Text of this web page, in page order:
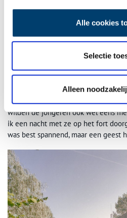
Alle cookies
Selectie
Alleen
hadden een vrouw zien hangen en
alsof dat nog niet genoeg drama
fort ook nog een kantinejuffrouw
steeds door het fort dwaalde. ‘Zelf
het fort,’ laat de voormalige
wordt bevestigd door Jim Maste,
voor Stichting Herstelling werkte.
jongeren die de forten opknappen
paragnosten zeiden dat ze de
wilden de jongeren ook wel eens
ik een nacht met ze op het fort
was best spannend, maar een geest